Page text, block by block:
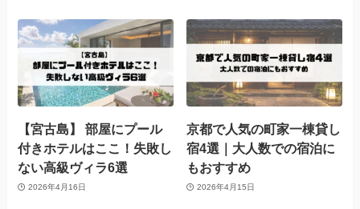
【宮古島】 部屋にプール
付きホテルはここ！失敗し
ない高級ヴィラ6選
2026年4月16日
京都で人気の町家一棟貸し
宿4選｜大人数での宿泊に
もおすすめ
2026年4月15日